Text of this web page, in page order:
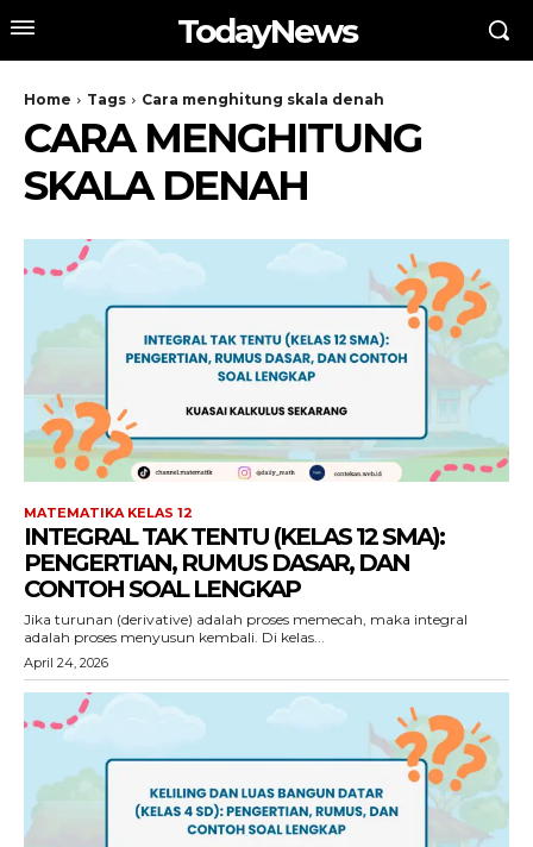
TodayNews
Home Tags Cara menghitung skala denah
CARA MENGHITUNG
SKALA DENAH
MATEMATIKA KELAS 12
INTEGRAL TAK TENTU (KELAS 12 SMA):
PENGERTIAN, RUMUS DASAR, DAN
CONTOH SOAL LENGKAP
Jika turunan (derivative) adalah proses memecah, maka integral
adalah proses menyusun kembali. Di kelas...
April 24, 2026